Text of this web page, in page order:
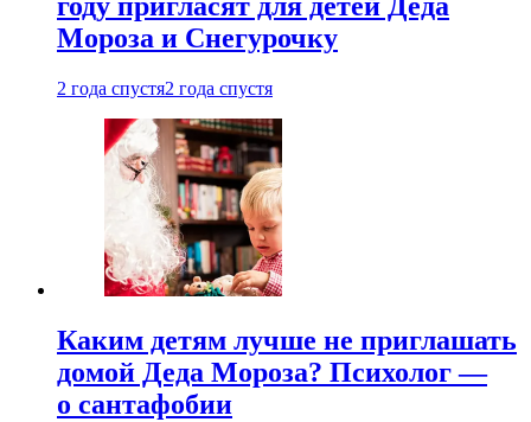
году пригласят для детей Деда
Мороза и Снегурочку
2 года спустя2 года спустя
Каким детям лучше не приглашать
домой Деда Мороза? Психолог —
о сантафобии